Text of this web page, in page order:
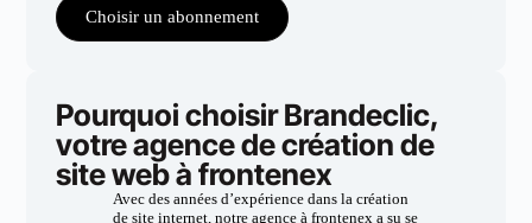
Choisir un abonnement
Pourquoi choisir Brandeclic,
votre agence de création de
site web à frontenex
Avec des années d’expérience dans la création
de site internet, notre agence à frontenex a su se